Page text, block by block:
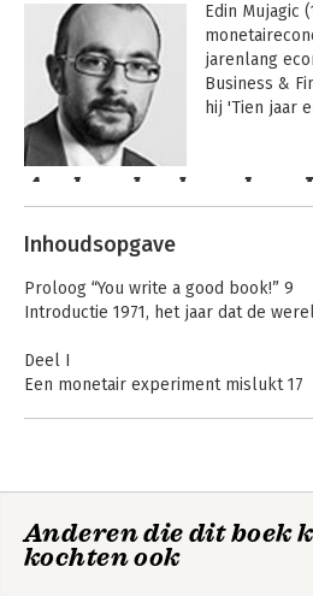
Edin Mujagic
jarenlang
Business &
hij 'Tien jaar
Andere boeken door
Keerpunt 2.0 Keerpunt 1971
Inhoudsopgave
Proloog “You write a good book!” 9
Introductie 1971, het jaar dat de
Deel I
Een monetair experiment mislukt 17
Deel II
De gevolgen: het heden verklaard 83
Anderen die dit boek
kochten ook